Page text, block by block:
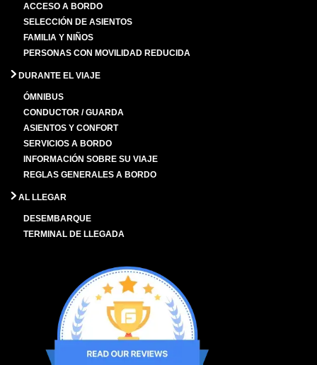
ACCESO A BORDO
SELECCIÓN DE ASIENTOS
FAMILIA Y NIÑOS
PERSONAS CON MOVILIDAD REDUCIDA
DURANTE EL VIAJE
ÓMNIBUS
CONDUCTOR / GUARDA
ASIENTOS Y CONFORT
SERVICIOS A BORDO
INFORMACIÓN SOBRE SU VIAJE
REGLAS GENERALES A BORDO
AL LLEGAR
DESEMBARQUE
TERMINAL DE LLEGADA